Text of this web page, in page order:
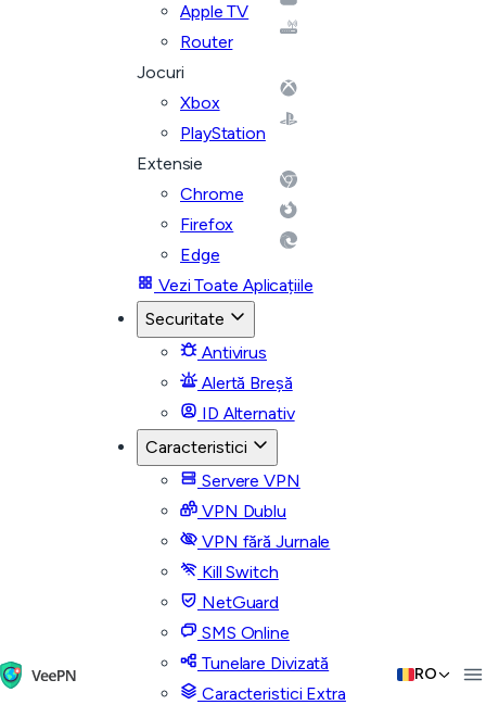
Apple TV
Router
Jocuri
Xbox
PlayStation
Extensie
Chrome
Firefox
Edge
Vezi Toate Aplicațiile
Securitate
Antivirus
Alertă Breșă
ID Alternativ
Caracteristici
Servere VPN
VPN Dublu
VPN fără Jurnale
Kill Switch
NetGuard
SMS Online
Tunelare Divizată
Caracteristici Extra
RO